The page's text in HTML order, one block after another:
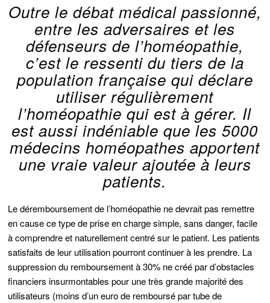
Outre le débat médical passionné,
entre les adversaires et les
défenseurs de l’homéopathie,
c’est le ressenti du tiers de la
population française qui déclare
utiliser régulièrement
l’homéopathie qui est à gérer. Il
est aussi indéniable que les 5000
médecins homéopathes apportent
une vraie valeur ajoutée à leurs
patients.
Le déremboursement de l’homéopathie ne devrait pas remettre
en cause ce type de prise en charge simple, sans danger, facile
à comprendre et naturellement centré sur le patient. Les patients
satisfaits de leur utilisation pourront continuer à les prendre. La
suppression du remboursement à 30% ne créé par d’obstacles
financiers insurmontables pour une très grande majorité des
utilisateurs (moins d’un euro de remboursé par tube de